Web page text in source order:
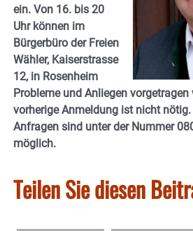
ein. Von 16. bis 20
Uhr können im
Bürgerbüro der Freien
Wähler, Kaiserstrasse
12, in Rosenheim
Probleme und Anliegen vorgetragen
vorherige Anmeldung ist nicht
Anfragen sind unter der Nummer
möglich.
Teilen Sie diesen